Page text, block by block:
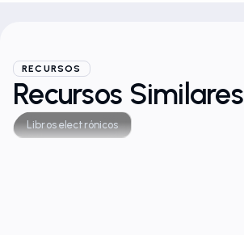
RECURSOS
Recursos Similares
Libros electrónicos